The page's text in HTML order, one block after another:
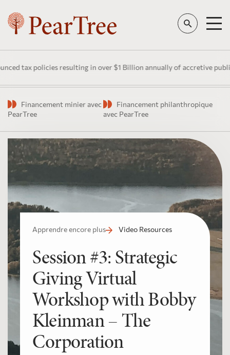
tax policies resulting in over $1 Billion annually of accretive public
Financement minier avec
PearTree
Financement philanthropique
avec PearTree
Apprendre encore plus Video Resources
Session #3: Strategic
Giving Virtual
Workshop with Bobby
Kleinman – The
Corporation